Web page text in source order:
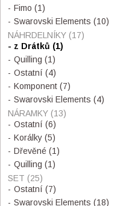
Fimo (1)
Swarovski Elements (10)
NÁHRDELNÍKY (17)
z Drátků (1)
Quilling (1)
Ostatní (4)
Komponent (7)
Swarovski Elements (4)
NÁRAMKY (13)
Ostatní (6)
Korálky (5)
Dřevěné (1)
Quilling (1)
SET (25)
Ostatní (7)
Swarovski Elements (18)